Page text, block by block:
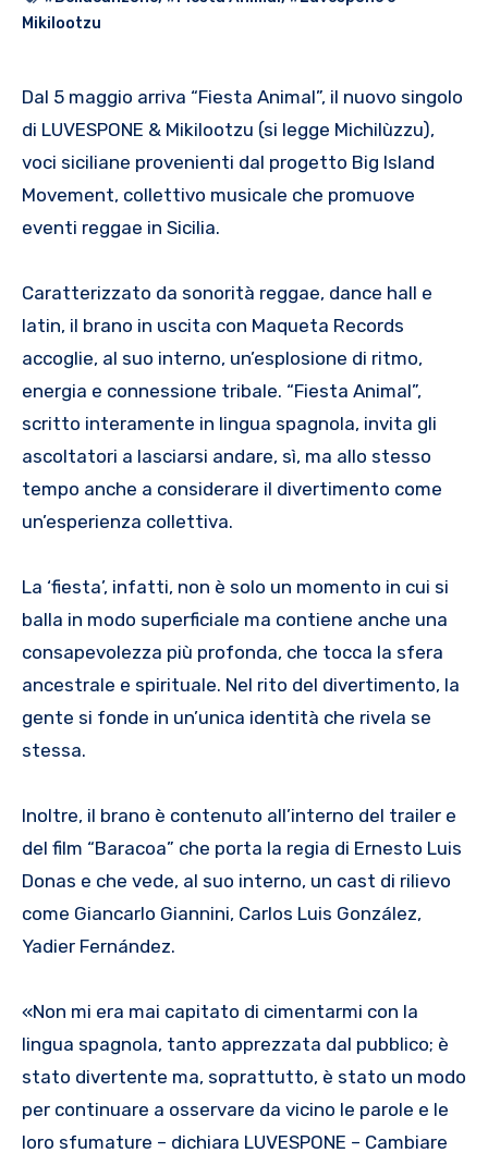
Mikilootzu
Dal 5 maggio arriva “Fiesta Animal”, il nuovo singolo
di LUVESPONE & Mikilootzu (si legge Michilùzzu),
voci siciliane provenienti dal progetto Big Island
Movement, collettivo musicale che promuove
eventi reggae in Sicilia.
Caratterizzato da sonorità reggae, dance hall e
latin, il brano in uscita con Maqueta Records
accoglie, al suo interno, un’esplosione di ritmo,
energia e connessione tribale. “Fiesta Animal”,
scritto interamente in lingua spagnola, invita gli
ascoltatori a lasciarsi andare, sì, ma allo stesso
tempo anche a considerare il divertimento come
un’esperienza collettiva.
La ‘fiesta’, infatti, non è solo un momento in cui si
balla in modo superficiale ma contiene anche una
consapevolezza più profonda, che tocca la sfera
ancestrale e spirituale. Nel rito del divertimento, la
gente si fonde in un’unica identità che rivela se
stessa.
Inoltre, il brano è contenuto all’interno del trailer e
del film “Baracoa” che porta la regia di Ernesto Luis
Donas e che vede, al suo interno, un cast di rilievo
come Giancarlo Giannini, Carlos Luis González,
Yadier Fernández.
«Non mi era mai capitato di cimentarmi con la
lingua spagnola, tanto apprezzata dal pubblico; è
stato divertente ma, soprattutto, è stato un modo
per continuare a osservare da vicino le parole e le
loro sfumature – dichiara LUVESPONE – Cambiare